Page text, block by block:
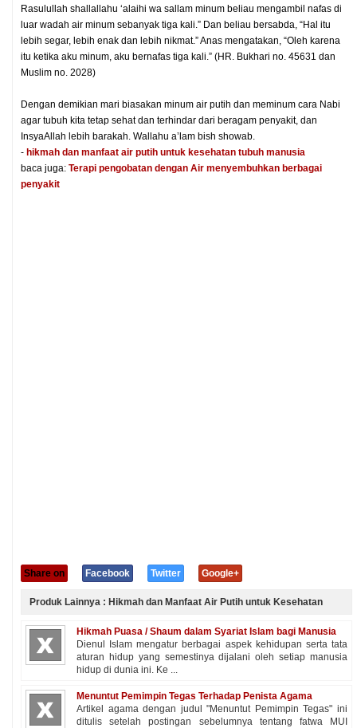
Rasulullah shallallahu ‘alaihi wa sallam minum beliau mengambil nafas di
luar wadah air minum sebanyak tiga kali.” Dan beliau bersabda, “Hal itu
lebih segar, lebih enak dan lebih nikmat.” Anas mengatakan, “Oleh karena
itu ketika aku minum, aku bernafas tiga kali.” (HR. Bukhari no. 45631 dan
Muslim no. 2028)
Dengan demikian mari biasakan minum air putih dan meminum cara Nabi
agar tubuh kita tetap sehat dan terhindar dari beragam penyakit, dan
InsyaAllah lebih barakah. Wallahu a’lam bish showab.
- hikmah dan manfaat air putih untuk kesehatan tubuh manusia
baca juga: Terapi pengobatan dengan Air menyembuhkan berbagai
penyakit
Share on Facebook Twitter Google+
Produk Lainnya : Hikmah dan Manfaat Air Putih untuk Kesehatan
Hikmah Puasa / Shaum dalam Syariat Islam bagi Manusia
Dienul Islam mengatur berbagai aspek kehidupan serta tata
aturan hidup yang semestinya dijalani oleh setiap manusia
hidup di dunia ini. Ke ...
Menuntut Pemimpin Tegas Terhadap Penista Agama
Artikel agama dengan judul "Menuntut Pemimpin Tegas" ini
ditulis setelah postingan sebelumnya tentang fatwa MUI